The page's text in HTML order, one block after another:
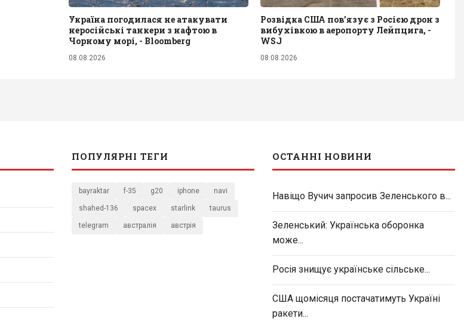
Україна погодилася не атакувати
неросійські танкери з нафтою в
Чорному морі, - Bloomberg
08.08.2026
Розвідка США пов’язує з Росією дрон з
вибухівкою в аеропорту Лейпцига, -
WSJ
08.08.2026
ПОПУЛЯРНІ ТЕГИ
bayraktar f-35 g20 iphone navi
shahed-136 spacex starlink taurus
telegram австралія австрія
ОСТАННІ НОВИНИ
Навіщо Вучич запросив Зеленського в...
Зеленський: Українська оборонка
може...
Росія знищує українське сільське...
США щомісяця постачатимуть Україні
ракети...